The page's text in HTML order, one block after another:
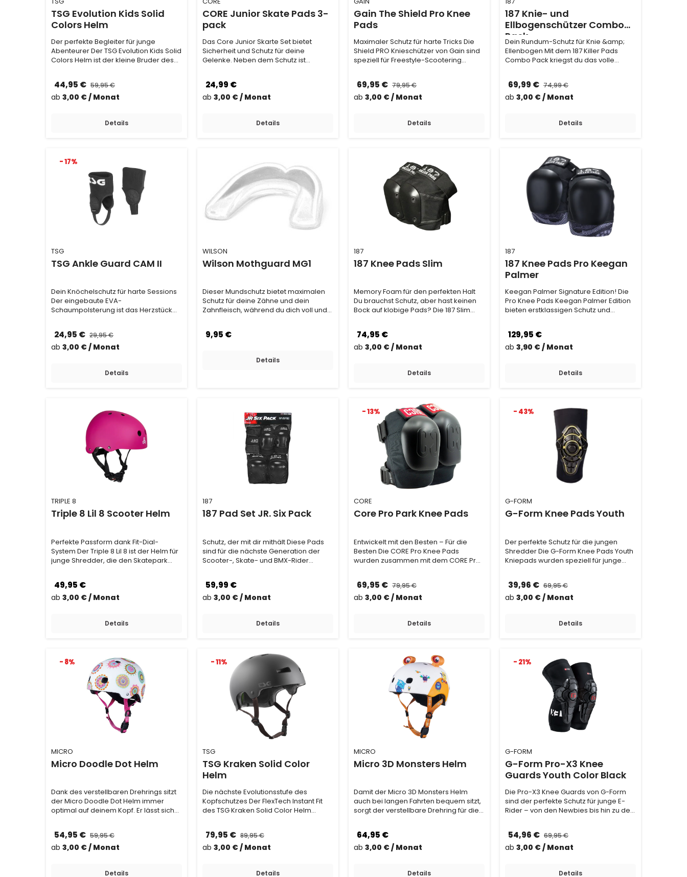
TSG Evolution Kids Solid
Colors Helm
Der perfekte Begleiter für junge
Abenteurer Der TSG Evolution Kids Solid
Colors Helm ist der kleine Bruder des
44,95 € 59,95 €
ab 3,00 € / Monat
Details
CORE Junior Skate Pads 3-
pack
Das Core Junior Skarte Set bietet
Sicherheit und Schutz für deine
Gelenke. Neben dem Schutz ist
24,99 €
ab 3,00 € / Monat
Details
Gain The Shield Pro Knee
Pads
Maximaler Schutz für harte Tricks Die
Shield PRO Knieschützer von Gain sind
speziell für Freestyle-Scootering
69,95 € 79,95 €
ab 3,00 € / Monat
Details
187 Knie- und
Ellbogenschützer Combo
Pack
Dein Rundum-Schutz für Knie &amp;
Ellenbogen Mit dem 187 Killer Pads
Combo Pack kriegst du das volle
69,99 € 74,99 €
ab 3,00 € / Monat
Details
- 17%
TSG
TSG Ankle Guard CAM II
Dein Knöchelschutz für harte Sessions
Der eingebaute EVA-
Schaumpolsterung ist das Herzstück
24,95 € 29,95 €
ab 3,00 € / Monat
Details
WILSON
Wilson Mothguard MG1
Dieser Mundschutz bietet maximalen
Schutz für deine Zähne und dein
Zahnfleisch, während du dich voll und
9,95 €
Details
187
187 Knee Pads Slim
Memory Foam für den perfekten Halt
Du brauchst Schutz, aber hast keinen
Bock auf klobige Pads? Die 187 Slim
74,95 €
ab 3,00 € / Monat
Details
187
187 Knee Pads Pro Keegan
Palmer
Keegan Palmer Signature Edition! Die
Pro Knee Pads Keegan Palmer Edition
bieten erstklassigen Schutz und
129,95 €
ab 3,90 € / Monat
Details
TRIPLE 8
Triple 8 Lil 8 Scooter Helm
Perfekte Passform dank Fit-Dial-
System Der Triple 8 Lil 8 ist der Helm für
junge Shredder, die den Skatepark
49,95 €
ab 3,00 € / Monat
Details
187
187 Pad Set JR. Six Pack
Schutz, der mit dir mithält Diese Pads
sind für die nächste Generation der
Scooter-, Skate- und BMX-Rider
59,99 €
ab 3,00 € / Monat
Details
- 13%
CORE
Core Pro Park Knee Pads
Entwickelt mit den Besten – Für die
Besten Die CORE Pro Knee Pads
wurden zusammen mit dem CORE Pro-
69,95 € 79,95 €
ab 3,00 € / Monat
Details
- 43%
G-FORM
G-Form Knee Pads Youth
Der perfekte Schutz für die jungen
Shredder Die G-Form Knee Pads Youth
Kniepads wurden speziell für junge
39,96 € 69,95 €
ab 3,00 € / Monat
Details
- 8%
MICRO
Micro Doodle Dot Helm
Dank des verstellbaren Drehrings sitzt
der Micro Doodle Dot Helm immer
optimal auf deinem Kopf. Er lässt sich
54,95 € 59,95 €
ab 3,00 € / Monat
Details
- 11%
TSG
TSG Kraken Solid Color
Helm
Die nächste Evolutionsstufe des
Kopfschutzes Der FlexTech Instant Fit
des TSG Kraken Solid Color Helm
79,95 € 89,95 €
ab 3,00 € / Monat
Details
MICRO
Micro 3D Monsters Helm
Damit der Micro 3D Monsters Helm
auch bei langen Fahrten bequem sitzt,
sorgt der verstellbare Drehring für die
64,95 €
ab 3,00 € / Monat
Details
- 21%
G-FORM
G-Form Pro-X3 Knee
Guards Youth Color Black
Die Pro-X3 Knee Guards von G-Form
sind der perfekte Schutz für junge E-
Rider – von den Newbies bis hin zu den
54,96 € 69,95 €
ab 3,00 € / Monat
Details